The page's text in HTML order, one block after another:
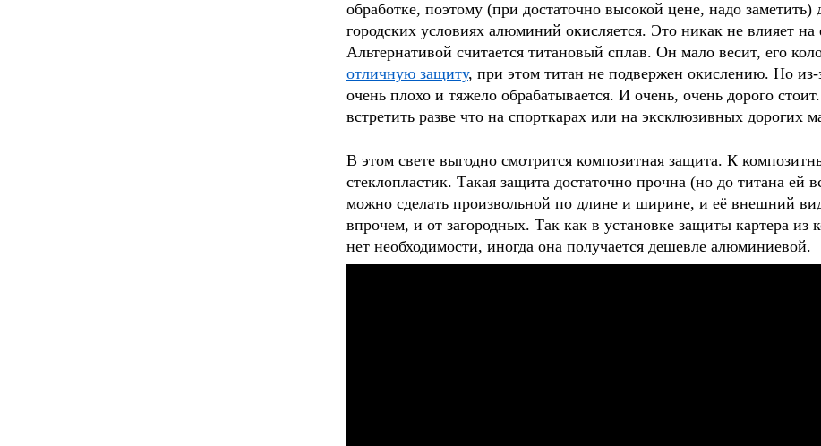
обработке, поэтому (при достаточно высокой цене, надо заметить)
городских условиях алюминий окисляется. Это никак не влияет
Альтернативой считается титановый сплав. Он мало весит, его
отличную защиту, при этом титан не подвержен окислению. Но из-
очень плохо и тяжело обрабатывается. И очень, очень дорого
встретить разве что на спорткарах или на эксклюзивных дорогих
В этом свете выгодно смотрится композитная защита. К
стеклопластик. Такая защита достаточно прочна (но до титана ей
можно сделать произвольной по длине и ширине, и её внешний
впрочем, и от загородных. Так как в установке защиты картера
нет необходимости, иногда она получается дешевле алюминиевой.